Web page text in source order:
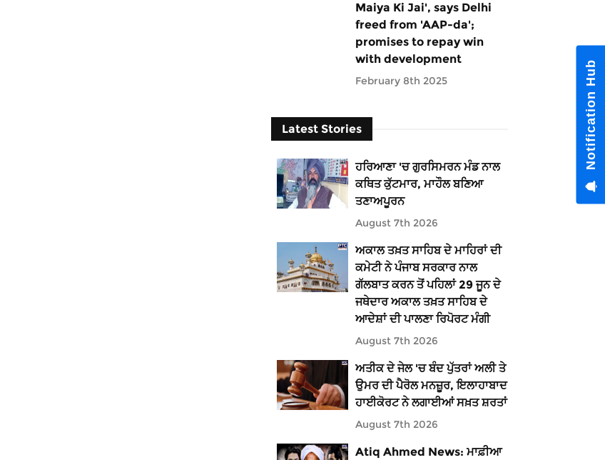
Maiya Ki Jai', says Delhi
freed from 'AAP-da';
promises to repay win
with development
February 8th 2025
Latest Stories
ਹਰਿਆਣਾ 'ਚ ਗੁਰਸਿਮਰਨ ਮੰਡ ਨਾਲ
ਕਥਿਤ ਕੁੱਟਮਾਰ, ਮਾਹੌਲ ਬਣਿਆ
ਤਣਾਅਪੂਰਨ
August 7th 2026
ਅਕਾਲ ਤਖ਼ਤ ਸਾਹਿਬ ਦੇ ਮਾਹਿਰਾਂ ਦੀ
ਕਮੇਟੀ ਨੇ ਪੰਜਾਬ ਸਰਕਾਰ ਨਾਲ
ਗੱਲਬਾਤ ਕਰਨ ਤੋਂ ਪਹਿਲਾਂ 29 ਜੂਨ ਦੇ
ਜਥੇਦਾਰ ਅਕਾਲ ਤਖ਼ਤ ਸਾਹਿਬ ਦੇ
ਆਦੇਸ਼ਾਂ ਦੀ ਪਾਲਣਾ ਰਿਪੋਰਟ ਮੰਗੀ
August 7th 2026
ਅਤੀਕ ਦੇ ਜੇਲ 'ਚ ਬੰਦ ਪੁੱਤਰਾਂ ਅਲੀ ਤੇ
ਉਮਰ ਦੀ ਪੈਰੋਲ ਮਨਜ਼ੂਰ, ਇਲਾਹਾਬਾਦ
ਹਾਈਕੋਰਟ ਨੇ ਲਗਾਈਆਂ ਸਖ਼ਤ ਸ਼ਰਤਾਂ
August 7th 2026
Atiq Ahmed News: ਮਾਫ਼ੀਆ
Notification Hub